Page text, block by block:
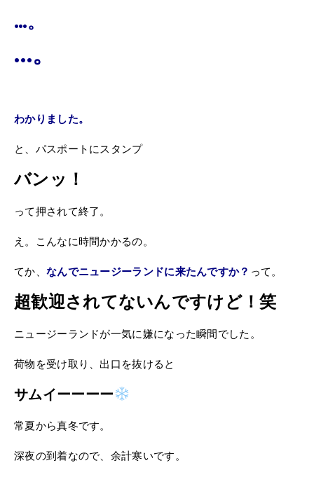
…。
…。
わかりました。
と、パスポートにスタンプ
バンッ！
って押されて終了。
え。こんなに時間かかるの。
てか、 なんでニュージーランドに来たんですか？ って。
超歓迎されてないんですけど！笑
ニュージーランドが一気に嫌になった瞬間でした。
荷物を受け取り、出口を抜けると
サムイーーーー
常夏から真冬です。
深夜の到着なので、余計寒いです。